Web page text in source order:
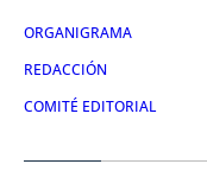
ORGANIGRAMA
REDACCIÓN
COMITÉ EDITORIAL